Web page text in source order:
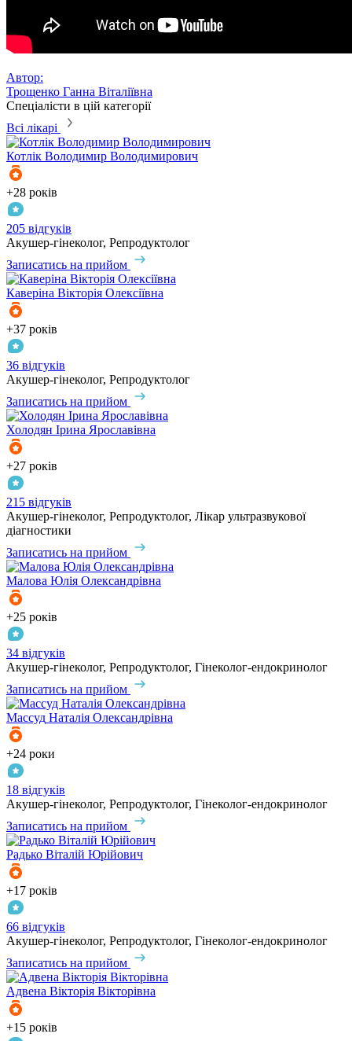
Автор:
Трощенко Ганна Віталіївна
Спеціалісти в цій категорії
Всі лікарі
Котлік Володимир Володимирович
+28 років
205 відгуків
Акушер-гінеколог, Репродуктолог
Записатись на прийом
Каверіна Вікторія Олексіївна
+37 років
36 відгуків
Акушер-гінеколог, Репродуктолог
Записатись на прийом
Холодян Ірина Ярославівна
+27 років
215 відгуків
Акушер-гінеколог, Репродуктолог, Лікар ультразвукової
діагностики
Записатись на прийом
Малова Юлія Олександрівна
+25 років
34 відгуків
Акушер-гінеколог, Репродуктолог, Гінеколог-ендокринолог
Записатись на прийом
Массуд Наталія Олександрівна
+24 роки
18 відгуків
Акушер-гінеколог, Репродуктолог, Гінеколог-ендокринолог
Записатись на прийом
Радько Віталій Юрійович
+17 років
66 відгуків
Акушер-гінеколог, Репродуктолог, Гінеколог-ендокринолог
Записатись на прийом
Адвена Вікторія Вікторівна
+15 років